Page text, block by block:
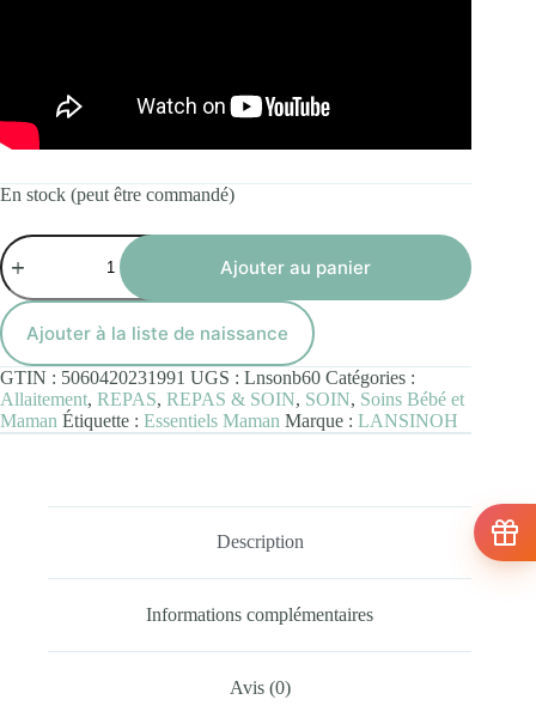
En stock (peut être commandé)
quantité
de
Lansinoh
Baume
Allaitement
Bio
pour
mamelons
-
60ml
Ajouter au panier
Ajouter à la liste de naissance
GTIN : 5060420231991 UGS : Lnsonb60 Catégories :
Allaitement, REPAS, REPAS & SOIN, SOIN, Soins Bébé et
Maman Étiquette : Essentiels Maman Marque : LANSINOH
Description
Informations complémentaires
Avis (0)